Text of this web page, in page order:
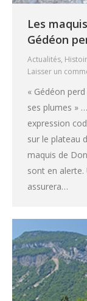
Les
Gédéon
Actualités,
Laisser un
« Gédéon
ses plumes »
expression
sur le plateau
maquis de
sont en
assurera…